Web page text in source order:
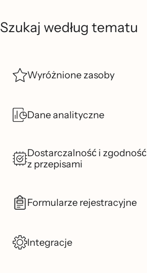
Szukaj według tematu
Wyróżnione zasoby
Dane analityczne
Dostarczalność i zgodność
z przepisami
Formularze rejestracyjne
Integracje